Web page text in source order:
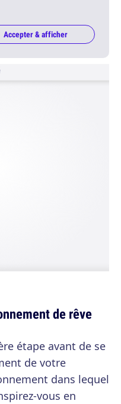
Accepter & afficher
de rêve
étape avant de se
de votre
dans lequel
vous en